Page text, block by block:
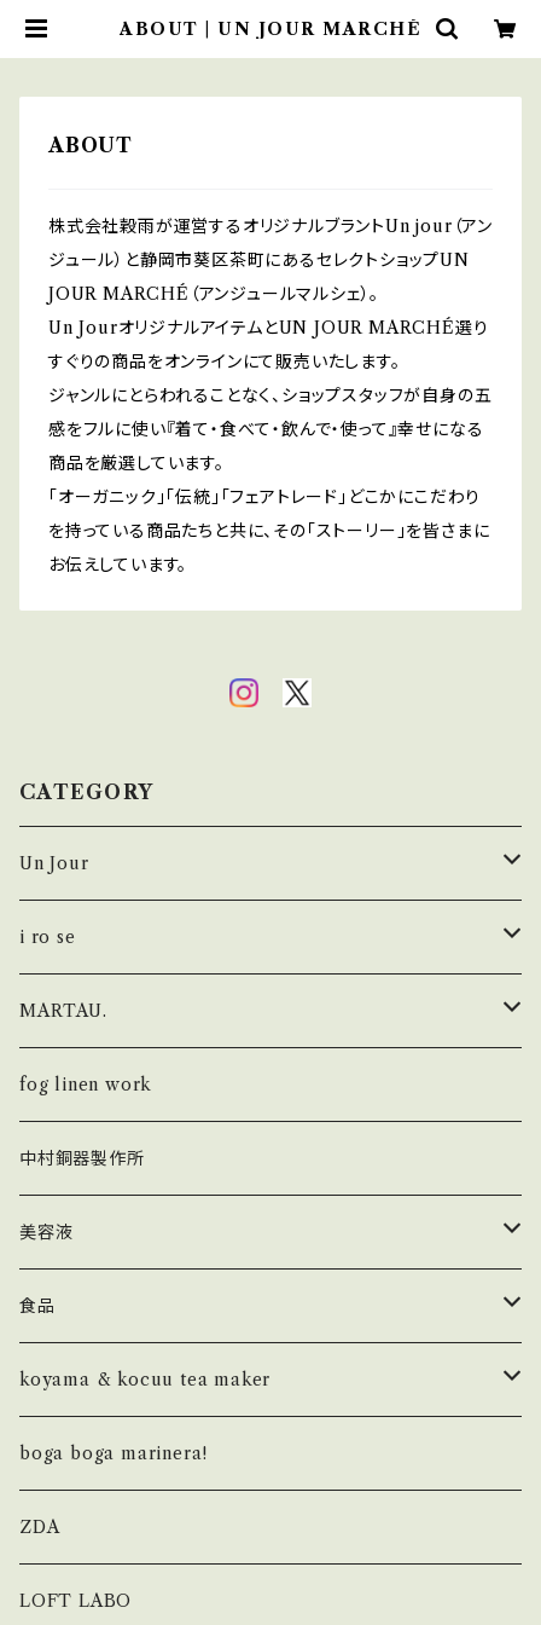
ABOUT | UN JOUR MARCHÉ
ABOUT
株式会社穀雨が運営するオリジナルブラントUn jour（アン
ジュール）と静岡市葵区茶町にあるセレクトショップUN
JOUR MARCHÉ（アンジュールマルシェ）。
Un JourオリジナルアイテムとUN JOUR MARCHÉ選り
すぐりの商品をオンラインにて販売いたします。
ジャンルにとらわれることなく、ショップスタッフが自身の五
感をフルに使い『着て・食べて・飲んで・使って』幸せになる
商品を厳選しています。
「オーガニック」「伝統」「フェアトレード」どこかにこだわり
を持っている商品たちと共に、その「ストーリー」を皆さまに
お伝えしています。
CATEGORY
Un Jour
シューズ
i ro se × Un Jour
fog linen work × Un Jour
KHISONOIO？ × Un Jour
トップス
カットソー
フレグランス
LETTER PRESSED
NOTEBOOK
ボトム
i ro se
財布
FOLD
POP UP
キーホルダー
FOLD
AUROLA
カードケース・IDケース
SEAMLESS
バッグ
MARTAU.
Shell Bag
Box Bag
Study Bag
Others
fog linen work
中村銅器製作所
美容液
ラ セーブ ド ジュール
食品
MountZero olives
バーチ
杉山ナッツ
おおいし養蜂
koyama & kocuu tea maker
basic
original blended
boga boga marinera!
ZDA
LOFT LABO